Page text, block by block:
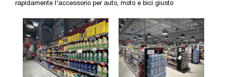
rapidamente l'accessorio per auto, moto e bici giusto